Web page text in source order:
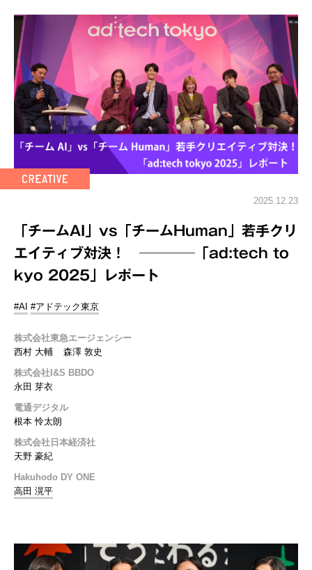
2025.12.23
「チームAI」vs「チームHuman」若手クリ
エイティブ対決！ ────「ad:tech to
kyo 2025」レポート
#AI #アドテック東京
株式会社東急エージェンシー
西村 大輔
森澤 敦史
株式会社I&S BBDO
永田 芽衣
電通デジタル
根本 怜太朗
株式会社日本経済社
天野 豪紀
Hakuhodo DY ONE
高田 滉平